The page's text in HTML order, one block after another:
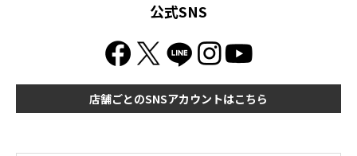
公式SNS
店舗ごとのSNSアカウントはこちら